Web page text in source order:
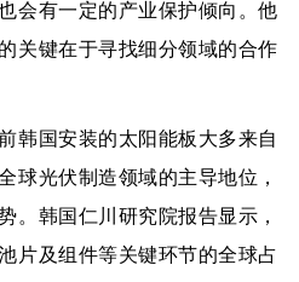
会有一定的产业保护倾向。他
关键在于寻找细分领域的合作
国安装的太阳能板大多来自
球光伏制造领域的主导地位，
。韩国仁川研究院报告显示，
片及组件等关键环节的全球占